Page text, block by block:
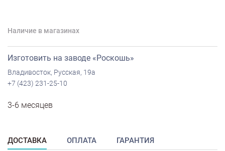
Наличие в магазинах
Изготовить на заводе «Роскошь»
Владивосток, Русская, 19а
+7 (423) 231-25-10
3-6 месяцев
ДОСТАВКА ОПЛАТА ГАРАНТИЯ